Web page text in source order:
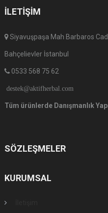
İLETIŞIM
Siyavuşpaşa Mah Barbaros
Bahçelievler İstanbul
0533 568 75 62
destek@aktifherbal.com
Tüm ürünlerde Danışmanlık
SÖZLEŞMELER
KURUMSAL